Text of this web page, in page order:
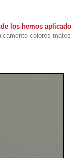
los hemos
colores